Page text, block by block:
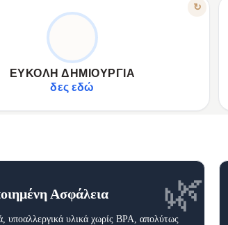
↻
ΕΎΚΟΛΗ ΔΗΜΙΟΥΡΓΊΑ
δες εδώ
ΧΩΡΊΣ ΕΜΠΕΙΡΊΑ
Για όλους, ανεξαρτήτως εμπειρίας.
Προτυπωμένος καμβάς, αριθμημένα χρώματα.
Απλό σύστημα: αντιστοιχία αριθμών.
🌿
Ασφάλεια
υποαλλεργικά υλικά χωρίς BPA, απολύτως